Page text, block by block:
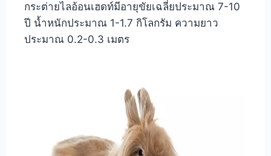
กระต่ายไลอ้อนเฮดท์มีอายุขัยเฉลี่ยประมาณ 7-10
ปี น้ำหนักประมาณ 1-1.7 กิโลกรัม ความยาว
ประมาณ 0.2-0.3 เมตร